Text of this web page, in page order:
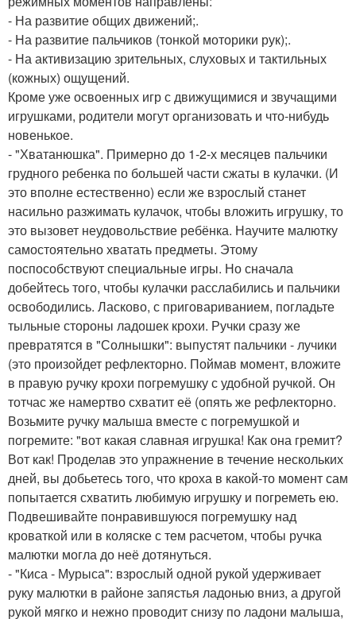
- На развитие общих движений;.
- На развитие пальчиков (тонкой моторики рук);.
- На активизацию зрительных, слуховых и тактильных
(кожных) ощущений.
Кроме уже освоенных игр с движущимися и звучащими
игрушками, родители могут организовать и что-нибудь
новенькое.
- "Хватанюшка". Примерно до 1-2-х месяцев пальчики
грудного ребенка по большей части сжаты в кулачки. (И
это вполне естественно) если же взрослый станет
насильно разжимать кулачок, чтобы вложить игрушку, то
это вызовет неудовольствие ребёнка. Научите малютку
самостоятельно хватать предметы. Этому
поспособствуют специальные игры. Но сначала
добейтесь того, чтобы кулачки расслабились и пальчики
освободились. Ласково, с приговариванием, погладьте
тыльные стороны ладошек крохи. Ручки сразу же
превратятся в "Солнышки": выпустят пальчики - лучики
(это произойдет рефлекторно. Поймав момент, вложите
в правую ручку крохи погремушку с удобной ручкой. Он
тотчас же намертво схватит её (опять же рефлекторно.
Возьмите ручку малыша вместе с погремушкой и
погремите: "вот какая славная игрушка! Как она гремит?
Вот как! Проделав это упражнение в течение нескольких
дней, вы добьетесь того, что кроха в какой-то момент сам
попытается схватить любимую игрушку и погреметь ею.
Подвешивайте понравившуюся погремушку над
кроваткой или в коляске с тем расчетом, чтобы ручка
малютки могла до неё дотянуться.
- "Киса - Мурыса": взрослый одной рукой удерживает
руку малютки в районе запястья ладонью вниз, а другой
рукой мягко и нежно проводит снизу по ладони малыша,